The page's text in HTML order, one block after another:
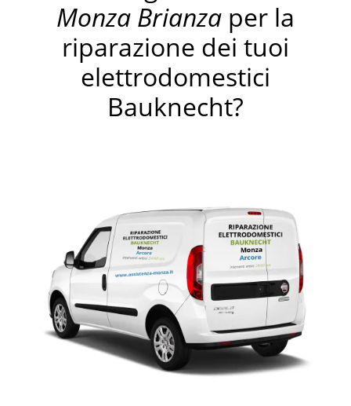
Monza Brianza per la
riparazione dei tuoi
elettrodomestici
Bauknecht?